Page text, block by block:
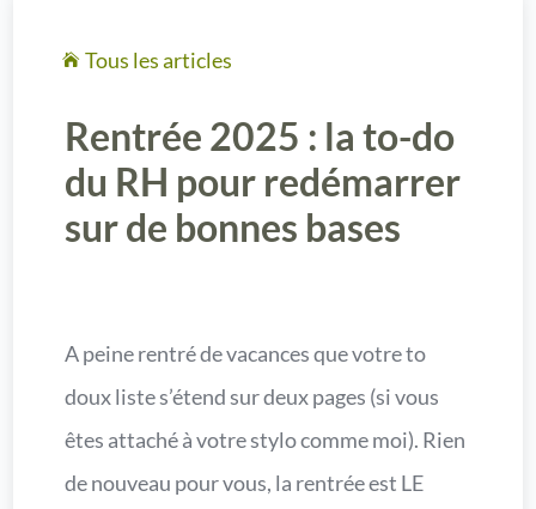
 Tous les articles
Rentrée 2025 : la to-do
du RH pour redémarrer
sur de bonnes bases
A peine rentré de vacances que votre to
doux liste s’étend sur deux pages (si vous
êtes attaché à votre stylo comme moi). Rien
de nouveau pour vous, la rentrée est LE